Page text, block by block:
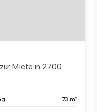
Miete in 2700
73 m²